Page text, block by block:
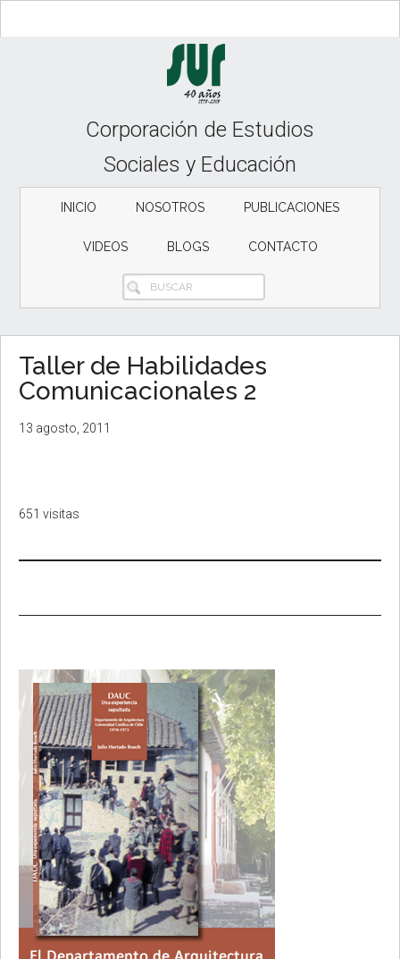
to
to
to
Corporación de Estudios
Sociales y Educación
INICIO NOSOTROS PUBLICACIONES
VIDEOS BLOGS CONTACTO
BUSCAR
Taller de Habilidades
Comunicacionales 2
13 agosto, 2011
651 visitas
Primary
Sidebar